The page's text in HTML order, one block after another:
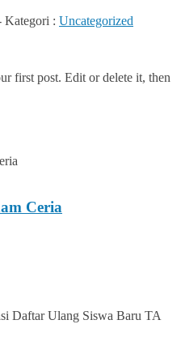
Kategori : Uncategorized
first post. Edit or delete it, then
Ceria